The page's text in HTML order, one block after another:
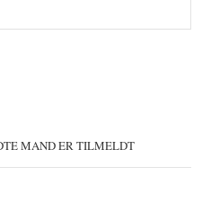
MAND ER TILMELDT